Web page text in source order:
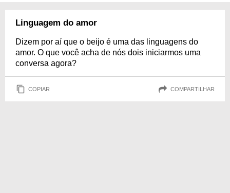
e algumas completamente diretas. Ficou em dúvida de qual mandar para o
Linguagem do amor
Dizem por aí que o beijo é uma das linguagens do
amor. O que você acha de nós dois iniciarmos uma
conversa agora?
COPIAR COMPARTILHAR